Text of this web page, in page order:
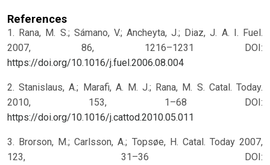
References
1. Rana, M. S.; Sámano, V.; Ancheyta, J.; Diaz, J. A. I. Fuel.
2007, 86, 1216–1231 DOI:
https://doi.org/10.1016/j.fuel.2006.08.004
2. Stanislaus, A.; Marafi, A. M. J.; Rana, M. S. Catal. Today.
2010, 153, 1–68 DOI:
https://doi.org/10.1016/j.cattod.2010.05.011
3. Brorson, M.; Carlsson, A.; Topsøe, H. Catal. Today 2007,
123, 31–36 DOI: